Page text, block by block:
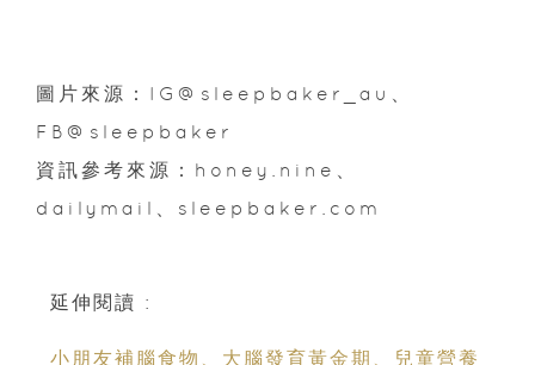
圖片來源：IG@sleepbaker_au、
FB@sleepbaker
資訊參考來源：honey.nine、
dailymail、sleepbaker.com
延伸閱讀 :
小朋友補腦食物、大腦發育黃金期、兒童營養